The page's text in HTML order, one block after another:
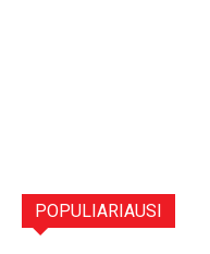
POPULIARIAUSI